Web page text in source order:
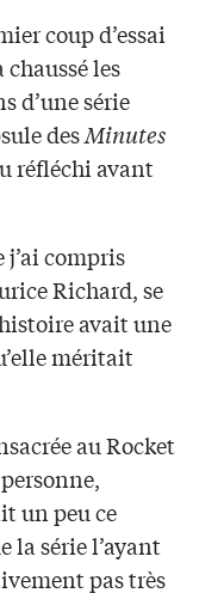
coup d’essai
les
d’une série
desMinutes
réfléchi avant
j’ai compris
Richard, se
avait une
méritait
au Rocket
un peu ce
la série l’ayant
pas très